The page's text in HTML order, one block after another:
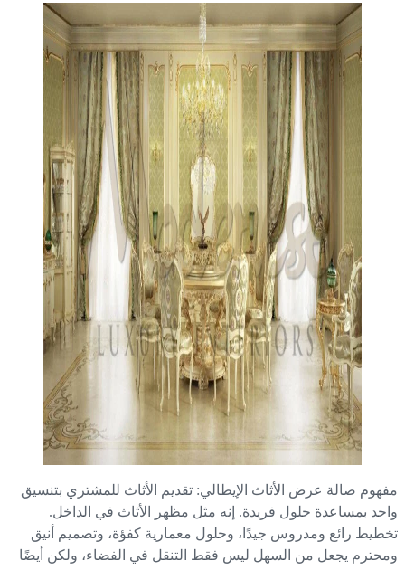
صالة عرض الأثاث الإيطالي: تقديم الأثاث للمشتري بتنسيق
بمساعدة حلول فريدة. إنه مثل مظهر الأثاث في الداخل.
رائع ومدروس جيدًا، وحلول معمارية كفؤة، وتصميم أنيق
يجعل من السهل ليس فقط التنقل في الفضاء، ولكن أيضًا